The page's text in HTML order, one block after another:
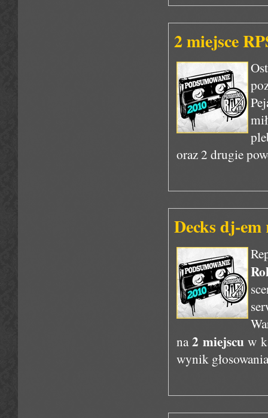
2 miejsce
oraz 2 drugie
Decks dj-
na2 miejscuw
wynik